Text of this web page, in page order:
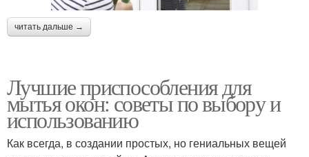
читать дальше →
Лучшие приспособления для
мытья окон: советы по выбору и
использованию
Как всегда, в создании простых, но гениальных вещей